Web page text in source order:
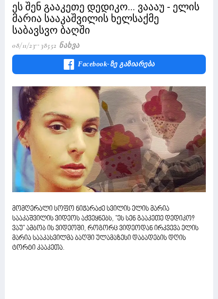
ეს შენ გააკეთე დედიკო... ვაააუ - ელის
მარია სააკაშვილის ხელსაქმე
საბავსვო ბაღში
08/11/23 38552 Ნახვა
Facebook-Ზე Გაზიარება
მომღერალი სოფო ნიჟარაძე სვილის ელის მარია
სააკაშვილის ვიდეოს აქვეყნებს, ''ეს სენ გააკეთე დედიკო?
ვაუ'' ამბობ ის ვიდეოში, როგორც ვიდეოდან ირკვევა ელის
მარია სააკასვილმა ბაღში ულამაზესი დაბადების დღის
ტორტი კააკეთა.